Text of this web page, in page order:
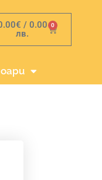
€ / 0.00
лв.
0
Cart